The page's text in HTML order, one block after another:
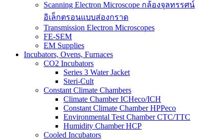
Scanning Electron Microscope กล้องจุลทรรศน์
อิเล็กตรอนแบบส่องกราด
Transmission Electron Microscopes
FE-SEM
EM Supplies
Incubators, Ovens, Furnaces
CO2 Incubators
Series 3 Water Jacket
Steri-Cult
Constant Climate Chambers
Climate Chamber ICHeco/ICH
Constant Climate Chamber HPPeco
Environmental Test Chamber CTC/TTC
Humidity Chamber HCP
Cooled Incubators